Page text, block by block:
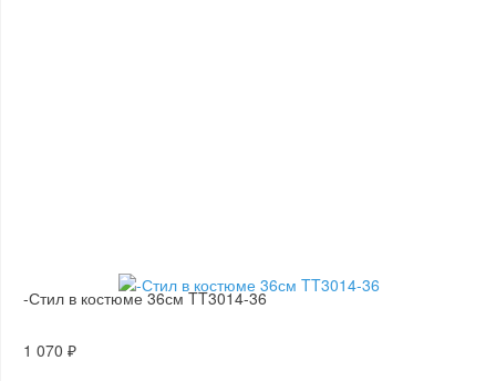
-Стил в костюме 36см TT3014-36
1 070 ₽